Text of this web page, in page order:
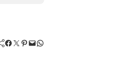
Facebook Twitter Pinterest Mail WhatsApp